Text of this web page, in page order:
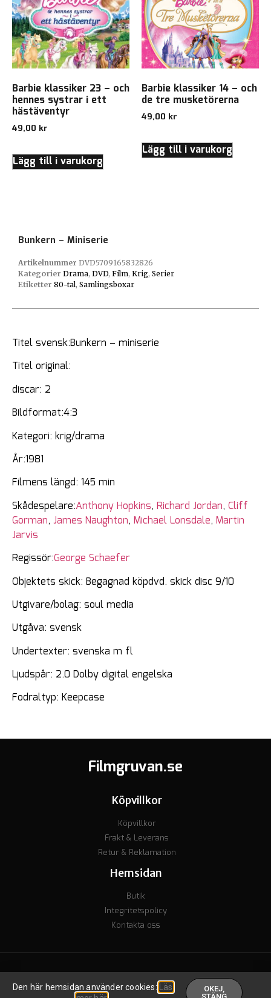
Bunkern – Miniserie
Artikelnummer DVD5709165832826
Kategorier Drama, DVD, Film, Krig, Serier
Etiketter 80-tal, Samlingsboxar
Titel svensk:Bunkern – miniserie
Titel original:
discar: 2
Bildformat:4:3
Kategori: krig/drama
År:1981
Filmens längd: 145 min
Skådespelare:Anthony Hopkins, Richard Jordan, Cliff
Gorman, James Naughton, Michael Lonsdale, Martin
Jarvis
Regissör:George Schaefer
Objektets skick: Begagnad köpdvd. skick disc 9/10
Utgivare/bolag: soul media
Utgåva: svensk
Undertexter: svenska m fl
Ljudspår: 2.0 Dolby digital engelska
Fodraltyp: Keepcase
Barbie klassiker 23 – och
hennes systrar i ett
hästäventyr
49,00 kr
Lägg till i varukorg
Barbie klassiker 14 – och
de tre musketörerna
49,00 kr
Lägg till i varukorg
Filmgruvan.se
Köpvillkor
Köpvillkor
Frakt & Leverans
Retur & Reklamation
Hemsidan
Butik
Integritetspolicy
Kontakta oss
Skapad av inkomstguiden
Den här hemsidan använder cookies:Läs
OKEJ,